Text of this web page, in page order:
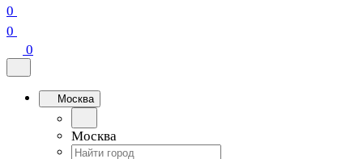
0
0
0
Москва
Москва